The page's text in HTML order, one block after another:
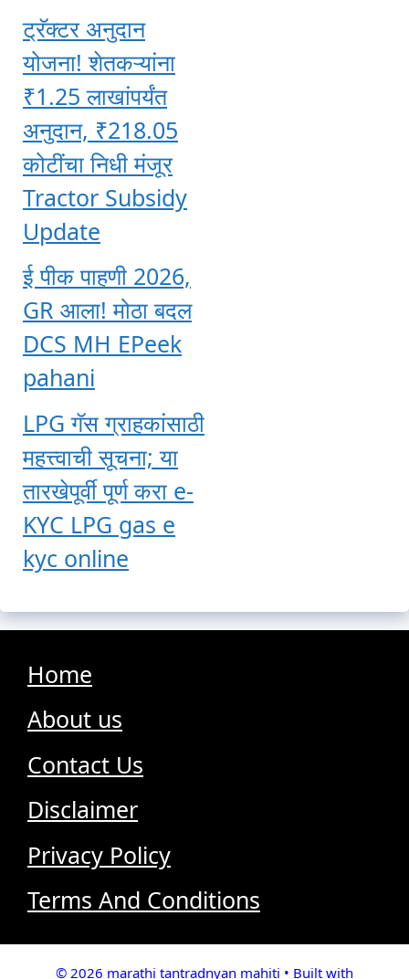
ट्रॅक्टर अनुदान
योजना! शेतकऱ्यांना
₹1.25 लाखांपर्यंत
अनुदान, ₹218.05
कोटींचा निधी मंजूर
Tractor Subsidy
Update
ई पीक पाहणी 2026,
GR आला! मोठा बदल
DCS MH EPeek
pahani
LPG गॅस ग्राहकांसाठी
महत्त्वाची सूचना; या
तारखेपूर्वी पूर्ण करा e-
KYC LPG gas e
kyc online
Home
About us
Contact Us
Disclaimer
Privacy Policy
Terms And Conditions
© 2026 marathi tantradnyan mahiti • Built with